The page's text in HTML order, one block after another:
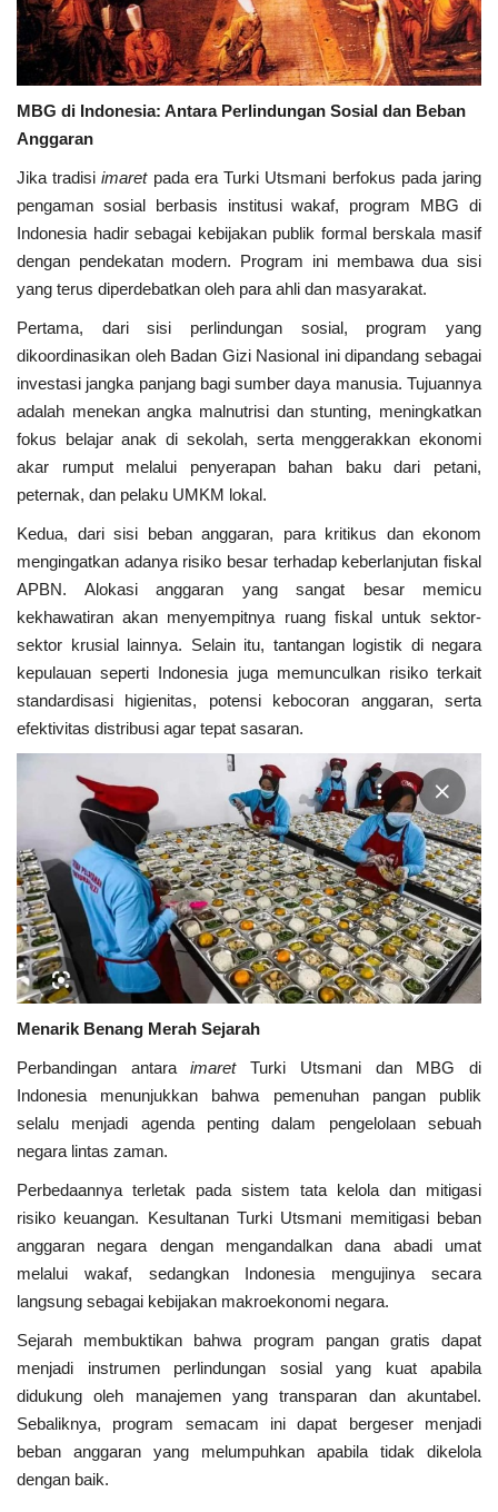
MBG di Indonesia: Antara Perlindungan Sosial dan Beban
Anggaran
Jika tradisiimaretpada era Turki Utsmani berfokus pada jaring
pengaman sosial berbasis institusi wakaf, program MBG di
Indonesia hadir sebagai kebijakan publik formal berskala masif
dengan pendekatan modern. Program ini membawa dua sisi
yang terus diperdebatkan oleh para ahli dan masyarakat.
Pertama, dari sisi perlindungan sosial, program yang
dikoordinasikan oleh Badan Gizi Nasional ini dipandang sebagai
investasi jangka panjang bagi sumber daya manusia. Tujuannya
adalah menekan angka malnutrisi dan stunting, meningkatkan
fokus belajar anak di sekolah, serta menggerakkan ekonomi
akar rumput melalui penyerapan bahan baku dari petani,
peternak, dan pelaku UMKM lokal.
Kedua, dari sisi beban anggaran, para kritikus dan ekonom
mengingatkan adanya risiko besar terhadap keberlanjutan fiskal
APBN. Alokasi anggaran yang sangat besar memicu
kekhawatiran akan menyempitnya ruang fiskal untuk sektor-
sektor krusial lainnya. Selain itu, tantangan logistik di negara
kepulauan seperti Indonesia juga memunculkan risiko terkait
standardisasi higienitas, potensi kebocoran anggaran, serta
efektivitas distribusi agar tepat sasaran.
Menarik Benang Merah Sejarah
Perbandingan antaraimaretTurki Utsmani dan MBG di
Indonesia menunjukkan bahwa pemenuhan pangan publik
selalu menjadi agenda penting dalam pengelolaan sebuah
negara lintas zaman.
Perbedaannya terletak pada sistem tata kelola dan mitigasi
risiko keuangan. Kesultanan Turki Utsmani memitigasi beban
anggaran negara dengan mengandalkan dana abadi umat
melalui wakaf, sedangkan Indonesia mengujinya secara
langsung sebagai kebijakan makroekonomi negara.
Sejarah membuktikan bahwa program pangan gratis dapat
menjadi instrumen perlindungan sosial yang kuat apabila
didukung oleh manajemen yang transparan dan akuntabel.
Sebaliknya, program semacam ini dapat bergeser menjadi
beban anggaran yang melumpuhkan apabila tidak dikelola
dengan baik.